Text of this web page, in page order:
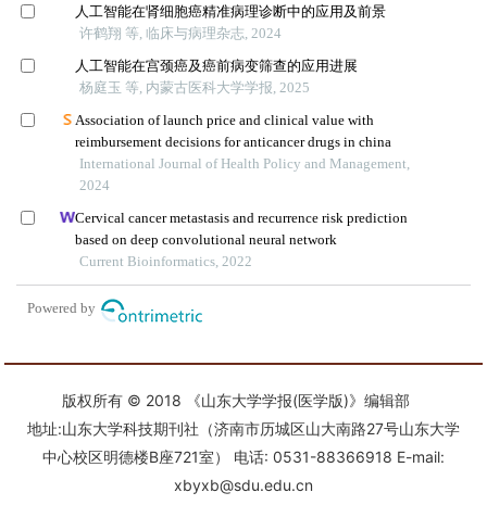
版权所有 © 2018 《山东大学学报(医学版)》编辑部
地址:山东大学科技期刊社（济南市历城区山大南路27号山东大学
中心校区明德楼B座721室） 电话: 0531-88366918 E-mail:
xbyxb@sdu.edu.cn